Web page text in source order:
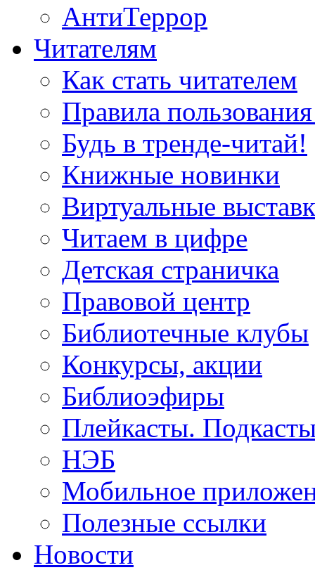
АнтиТеррор
Читателям
Как стать читателем
Правила
Будь в тренде-читай!
Книжные новинки
Виртуальные
Читаем в цифре
Детская страничка
Правовой центр
Библиотечные клубы
Конкурсы, акции
Библиоэфиры
Плейкасты.
НЭБ
Мобильное
Полезные ссылки
Новости